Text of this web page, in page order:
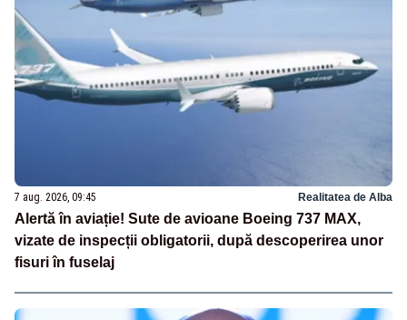
7 aug. 2026, 09:45 Realitatea de Alba
Alertă în aviație! Sute de avioane Boeing 737 MAX,
vizate de inspecții obligatorii, după descoperirea unor
fisuri în fuselaj